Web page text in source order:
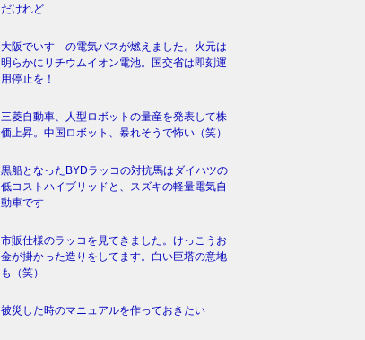
だけれど
大阪でいすゞの電気バスが燃えました。火元は
明らかにリチウムイオン電池。国交省は即刻運
用停止を！
三菱自動車、人型ロボットの量産を発表して株
価上昇。中国ロボット、暴れそうで怖い（笑）
黒船となったBYDラッコの対抗馬はダイハツの
低コストハイブリッドと、スズキの軽量電気自
動車です
市販仕様のラッコを見てきました。けっこうお
金が掛かった造りをしてます。白い巨塔の意地
も（笑）
被災した時のマニュアルを作っておきたい